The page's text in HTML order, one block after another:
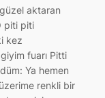
aktaran
piti piti
kez
fuarı Pitti
Ya hemen
üzerime renkli bir